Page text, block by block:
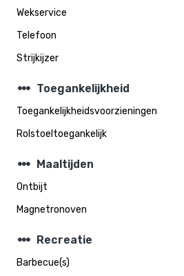
Wekservice
Telefoon
Strijkijzer
steppers Toegankelijkheid
Toegankelijkheidsvoorzieningen
Rolstoeltoegankelijk
steppers Maaltijden
Ontbijt
Magnetronoven
steppers Recreatie
Barbecue(s)